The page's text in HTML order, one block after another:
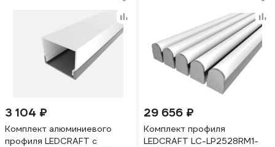
3 104 ₽
Комплект алюминиевого
профиля LEDCRAFT с
29 656 ₽
Комплект профиля
LEDCRAFT LC-LP2528RM1-